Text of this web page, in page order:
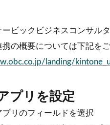
ービックビジネスコンサル
の概要については下記をご
landing/
プリを設定
プリのフィールドを選択